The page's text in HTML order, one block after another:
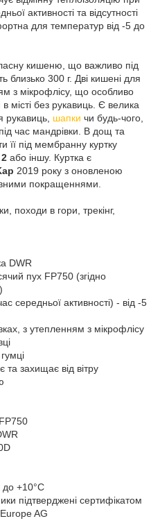
активності та відсутності
для температур від -5 до
кишеню, що важливо під
близько 300 г. Дві кишені для
з мікрофлісу, що особливо
місті без рукавиць. Є велика
рукавиць, шапки чи будь-чого,
час мандрівки. В дощ та
її під мембранну куртку
або іншу. Куртка є
2019 року з оновленою
покращеннями.
походи в гори, трекінг,
DWR
пух FP750 (згідно
середньої активності) - від -5
з утепленням з мікрофлісу
захищає від вітру
+10°C
підтверджені сертифікатом
AG